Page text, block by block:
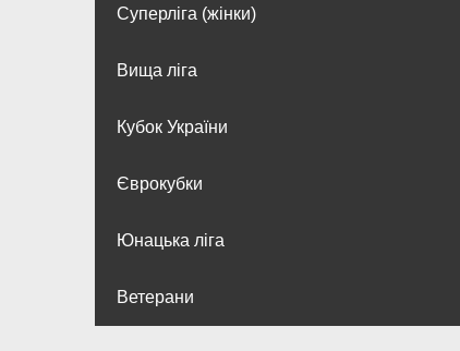
Суперліга (жінки)
Вища лiга
Кубок України
Єврокубки
Юнацька ліга
Ветерани